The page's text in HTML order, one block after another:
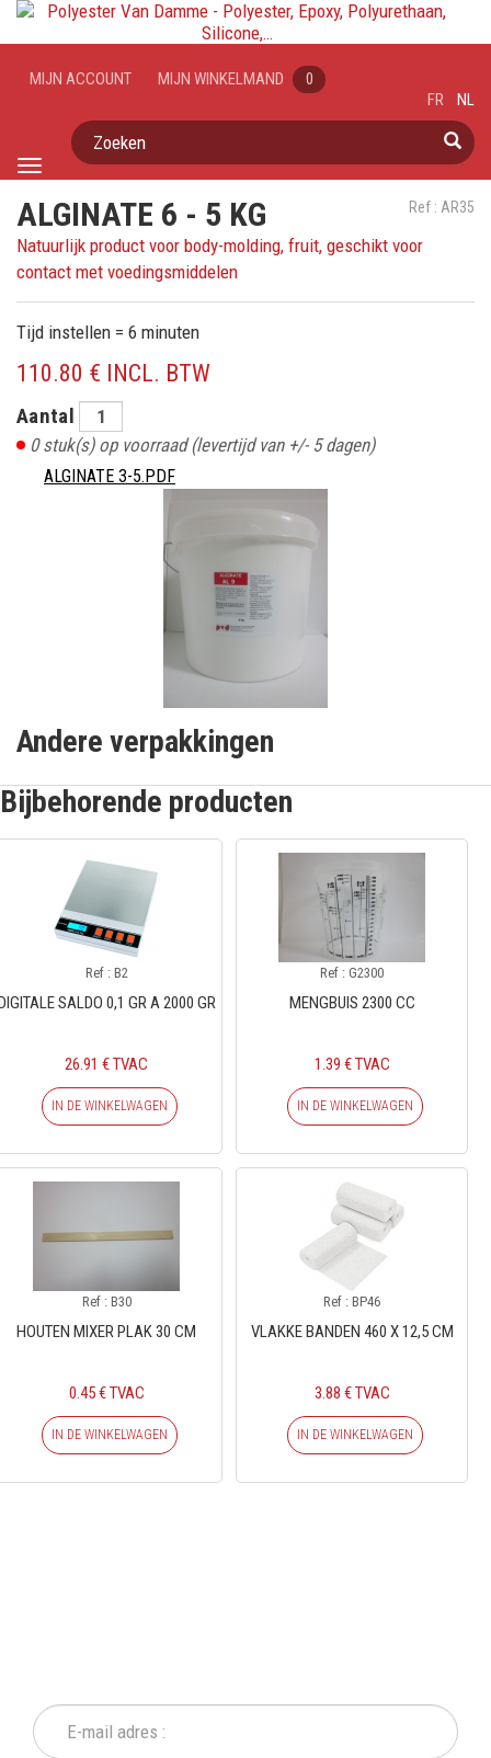
Toggle
MIJN ACCOUNT MIJN WINKELMAND 0
Zoeken
FR NL
Ref : AR35
ALGINATE 6 - 5 KG
Natuurlijk product voor body-molding, fruit, geschikt voor
contact met voedingsmiddelen
Tijd instellen = 6 minuten
110.80 € INCL. BTW
Aantal
0stuk(s) op voorraad(levertijd van +/- 5 dagen)
ALGINATE 3-5.PDF
Andere verpakkingen
Bijbehorende producten
Ref : B2
SALDO 0,1 GR A 2000 GR
26.91 € TVAC
IN DE WINKELWAGEN
Ref : G2300
MENGBUIS 2300 CC
1.39 € TVAC
IN DE WINKELWAGEN
Ref : B30
HOUTEN MIXER PLAK 30 CM
0.45 € TVAC
IN DE WINKELWAGEN
Ref : BP46
VLAKKE BANDEN 460 X 12,5 CM
3.88 € TVAC
IN DE WINKELWAGEN